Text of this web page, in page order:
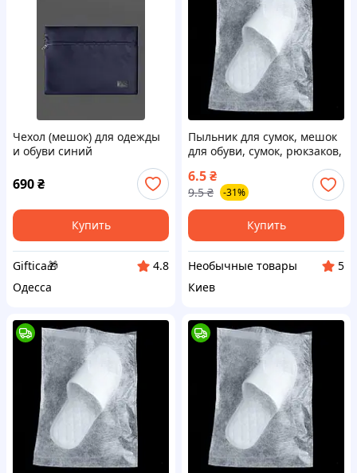
Чехол (мешок) для одежды
и обуви синий
690₴
Купить
Giftica🎁
4.8
Одесса
Пыльник для сумок, мешок
для обуви, сумок, рюкзаков,
пакет от пыли, защитный
чехол, из спанбонда 40*38
см Код 00-0976
6.5₴
9.5 ₴ -31%
Купить
Необычные товары
5
Киев